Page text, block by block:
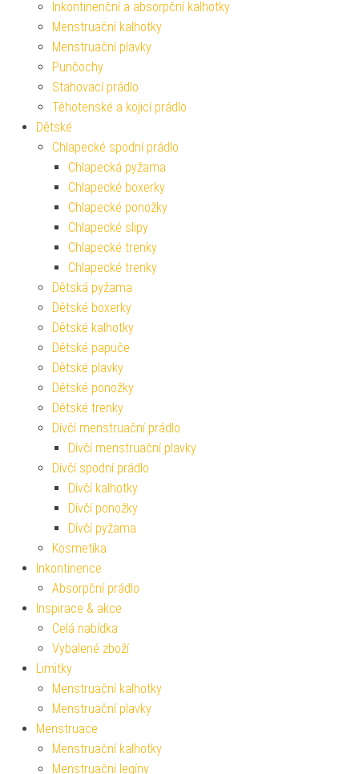
Inkontinenční a absorpční kalhotky
Menstruační kalhotky
Menstruační plavky
Punčochy
Stahovací prádlo
Těhotenské a kojicí prádlo
Dětské
Chlapecké spodní prádlo
Chlapecká pyžama
Chlapecké boxerky
Chlapecké ponožky
Chlapecké slipy
Chlapecké trenky
Chlapecké trenky
Dětská pyžama
Dětské boxerky
Dětské kalhotky
Dětské papuče
Dětské plavky
Dětské ponožky
Dětské trenky
Dívčí menstruační prádlo
Dívčí menstruační plavky
Dívčí spodní prádlo
Dívčí kalhotky
Dívčí ponožky
Dívčí pyžama
Kosmetika
Inkontinence
Absorpční prádlo
Inspirace & akce
Celá nabídka
Vybalené zboží
Limitky
Menstruační kalhotky
Menstruační plavky
Menstruace
Menstruační kalhotky
Menstruační legíny